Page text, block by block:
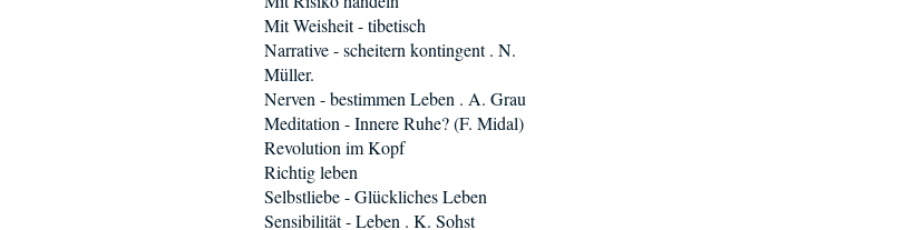
Mit Weisheit - tibetisch
Narrative - scheitern kontingent . N.
Müller.
Nerven - bestimmen Leben . A. Grau
Meditation - Innere Ruhe? (F. Midal)
Revolution im Kopf
Richtig leben
Selbstliebe - Glückliches Leben
Sensibilität - Leben . K. Sohst